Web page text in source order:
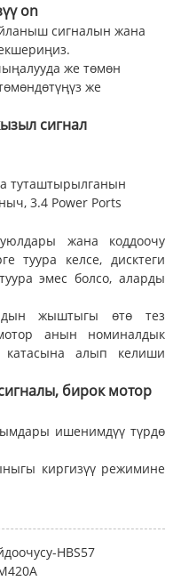
on
сигналын жана
же төмөн
же
сигнал
туташтырылганын
3.4 Power Ports
жана коддоочу
туура келсе, дисктеги
эмес болсо, аларды
жыштыгы өтө тез
анын номиналдык
алып келиши
бирок мотор
ишенимдүү түрдө
киргизүү режимине
HBS57